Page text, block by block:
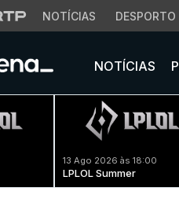
NOTÍCIAS DESPORTO
NOTÍCIAS
13 Ago 2026 às 18:00
LPLOL Summer